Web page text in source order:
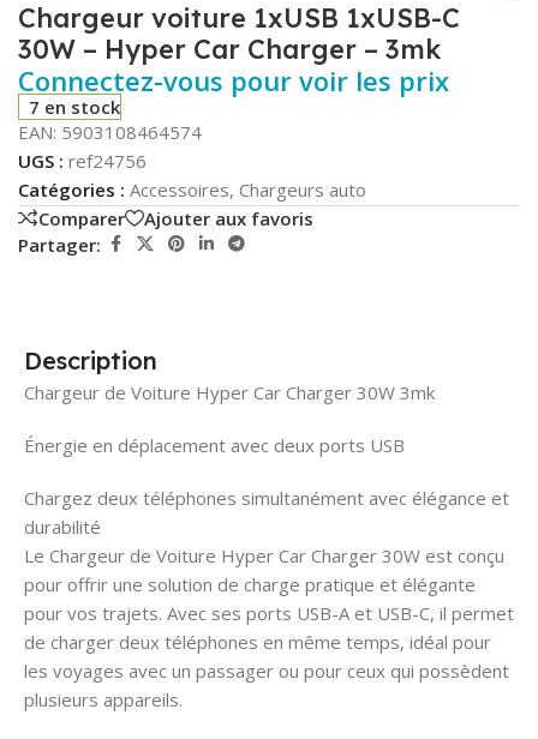
Chargeur voiture 1xUSB 1xUSB-C
30W – Hyper Car Charger – 3mk
Connectez-vous pour voir les prix
7 en stock
EAN: 5903108464574
UGS : ref24756
Catégories : Accessoires, Chargeurs auto
Comparer
Ajouter aux favoris
Partager:
Description
Chargeur de Voiture Hyper Car Charger 30W 3mk
Énergie en déplacement avec deux ports USB
Chargez deux téléphones simultanément avec élégance et
durabilité
Le Chargeur de Voiture Hyper Car Charger 30W est conçu
pour offrir une solution de charge pratique et élégante
pour vos trajets. Avec ses ports USB-A et USB-C, il permet
de charger deux téléphones en même temps, idéal pour
les voyages avec un passager ou pour ceux qui possèdent
plusieurs appareils.